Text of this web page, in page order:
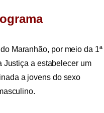
Maranhão, por meio da 1ª
Justiça a estabelecer um
a jovens do sexo